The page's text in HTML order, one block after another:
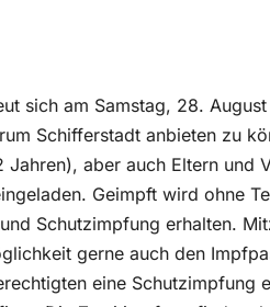
sich am Samstag, 28.
Schifferstadt anbieten zu
Jahren), aber auch Eltern und
Geimpft wird ohne
Schutzimpfung erhalten.
gerne auch den
eine Schutzimpfung